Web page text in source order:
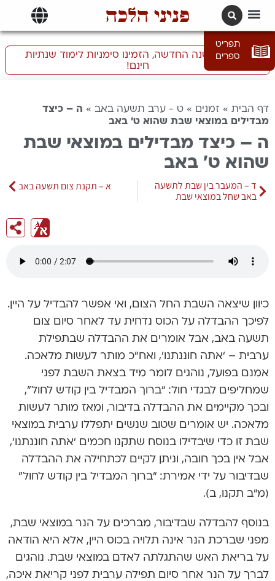
פניני הלכה
תפריט
ספרים
התכוננו לשנה החדשה, הזמינו סימניות לימוד שנתיות
חינם!
דף הבית » זמנים » ט - ערב תשעה באב » ה – כיצד
מבדילים במוצאי שבת שהוא ט’ באב
ה – כיצד מבדילים במוצאי שבת
שהוא ט’ באב
ד – המעבר בין שבת לתשעה
באב שחל במוצאי שבת
א – תקנת צום תשעה באב
כיוון שיצאה השבת החל הצום, ואי אפשר להבדיל על היין.
לפיכך ההבדלה על הכוס נדחית עד לאחר סיום צום
תשעה באב, אבל אומרים את ההבדלה שבתפילת
ערבית – ‘אתה חוננתנו’, ואח”כ מותר לעשות מלאכה.
אמנם בפועל, נוהגים לומר מיד בצאת השבת לפני
שמחליפים לבגדי חול: “ברוך המבדיל בין קודש לחול”,
ובכך מקיימים את ההבדלה בדיבור, ומאז מותר לעשות
מלאכה. יש אומרים שטוב שנשים יתפללו ערבית במוצאי
שבת זו כדי שיבדילו בנוסח שתקנו חכמים ‘אתה חוננתנו’,
אבל אין בכך חובה, וניתן לקיים לכתחילה את ההבדלה
שבדיבור על ידי אמירת: “ברוך המבדיל בין קודש לחול”
(מ”ב תקנו, ב).
בנוסף להבדלה שבדיבור, מברכים על הנר במוצאי שבת,
מפני שברכת הנר אינה תלויה בכוס היין, אלא היא הודאה
על בריאת האש שהתגלתה לאדם במוצאי שבת. נוהגים
לברך על הנר אחר סיום תפילה ערבית לפני קריאת איכה,